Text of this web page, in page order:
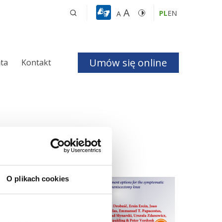
O plikach cookies
A A PLEN
Umów się online
Kontakt
post-
jednym z
leczenia